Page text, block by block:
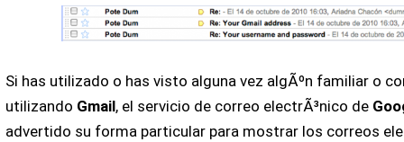
Si has utilizado o has visto alguna vez algÃºn familiar o
utilizando Gmail, el servicio de correo electrÃ³nico de
advertido su forma particular para mostrar los correos